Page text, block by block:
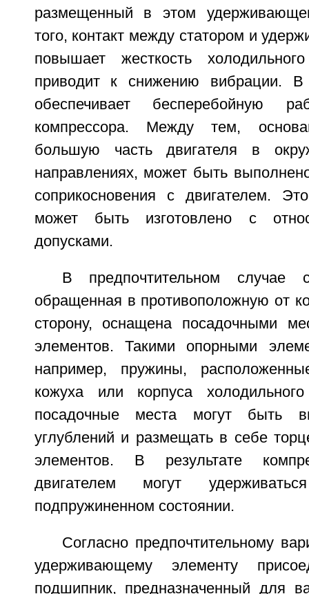
размещенный в этом
того, контакт между статором и
повышает жесткость
приводит к снижению вибрации.
обеспечивает бесперебойную
компрессора. Между тем,
большую часть двигателя в
направлениях, может быть
соприкосновения с двигателем.
может быть изготовлено с
допусками.
В предпочтительном случае
обращенная в противоположную от
сторону, оснащена посадочными
элементов. Такими опорными
например, пружины,
кожуха или корпуса
посадочные места могут быть
углублений и размещать в себе
элементов. В результате
двигателем могут
подпружиненном состоянии.
Согласно предпочтительному
удерживающему элементу
подшипник, предназначенный для